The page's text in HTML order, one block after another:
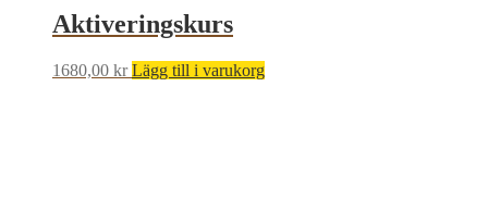
Aktiveringskurs
1680,00 kr Lägg till i varukorg